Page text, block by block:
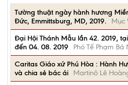
Tường thuật ngày hành hương
Đức, Emmittsburg, MD, 2019.
Mục
Đại Hội Thánh Mẫu lần 42. 2019,
đến 04. 08. 2019
Phó Tế Phạm
Caritas Giáo xứ Phú Hòa : Hành
và chia sẻ bác ái
Martinô Lê